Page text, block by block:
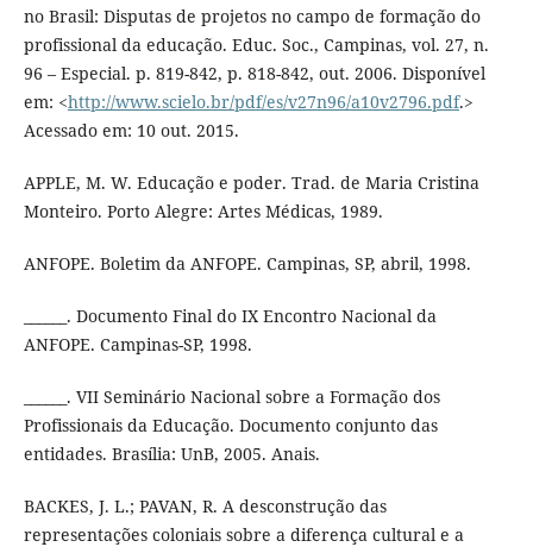
no Brasil: Disputas de projetos no campo de formação do
profissional da educação. Educ. Soc., Campinas, vol. 27, n.
96 – Especial. p. 819-842, p. 818-842, out. 2006. Disponível
em: <http://www.scielo.br/pdf/es/v27n96/a10v2796.pdf.>
Acessado em: 10 out. 2015.
APPLE, M. W. Educação e poder. Trad. de Maria Cristina
Monteiro. Porto Alegre: Artes Médicas, 1989.
ANFOPE. Boletim da ANFOPE. Campinas, SP, abril, 1998.
______. Documento Final do IX Encontro Nacional da
ANFOPE. Campinas-SP, 1998.
______. VII Seminário Nacional sobre a Formação dos
Profissionais da Educação. Documento conjunto das
entidades. Brasília: UnB, 2005. Anais.
BACKES, J. L.; PAVAN, R. A desconstrução das
representações coloniais sobre a diferença cultural e a